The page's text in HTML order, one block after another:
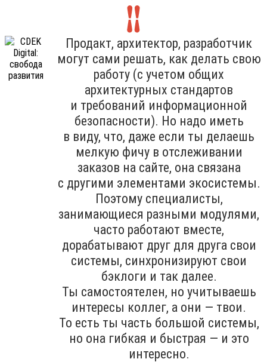
Продакт, архитектор, разработчик
могут сами решать, как делать свою
работу (с учетом общих
архитектурных стандартов
и требований информационной
безопасности). Но надо иметь
в виду, что, даже если ты делаешь
мелкую фичу в отслеживании
заказов на сайте, она связана
с другими элементами экосистемы.
Поэтому специалисты,
занимающиеся разными модулями,
часто работают вместе,
дорабатывают друг для друга свои
системы, синхронизируют свои
бэклоги и так далее.
Ты самостоятелен, но учитываешь
интересы коллег, а они — твои.
То есть ты часть большой системы,
но она гибкая и быстрая — и это
интересно.